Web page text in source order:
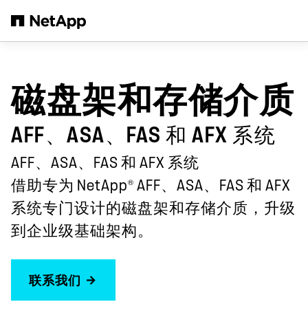
磁盘架和存储介质
AFF、ASA、FAS 和 AFX 系统
AFF、ASA、FAS 和 AFX 系统
借助专为 NetApp® AFF、ASA、FAS 和 AFX
系统专门设计的磁盘架和存储介质，升级
到企业级基础架构。
联系我们